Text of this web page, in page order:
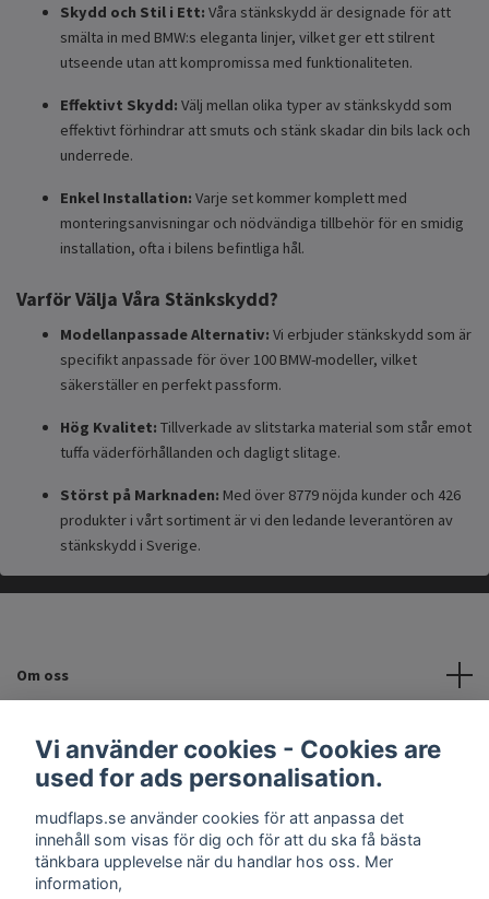
Skydd och Stil i Ett: Våra stänkskydd är designade för att
smälta in med BMW:s eleganta linjer, vilket ger ett stilrent
utseende utan att kompromissa med funktionaliteten.
Effektivt Skydd: Välj mellan olika typer av stänkskydd som
effektivt förhindrar att smuts och stänk skadar din bils lack och
underrede.
Enkel Installation: Varje set kommer komplett med
monteringsanvisningar och nödvändiga tillbehör för en smidig
installation, ofta i bilens befintliga hål.
Varför Välja Våra Stänkskydd?
Modellanpassade Alternativ: Vi erbjuder stänkskydd som är
specifikt anpassade för över 100 BMW-modeller, vilket
säkerställer en perfekt passform.
Hög Kvalitet: Tillverkade av slitstarka material som står emot
tuffa väderförhållanden och dagligt slitage.
Störst på Marknaden: Med över 8779 nöjda kunder och 426
produkter i vårt sortiment är vi den ledande leverantören av
stänkskydd i Sverige.
Om oss
Sociala medier
Vi använder cookies - Cookies are
used for ads personalisation.
mudflaps.se använder cookies för att anpassa det
innehåll som visas för dig och för att du ska få bästa
tänkbara upplevelse när du handlar hos oss. Mer
information,